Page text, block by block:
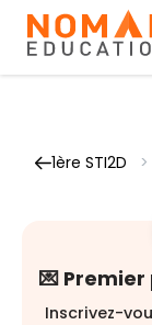
1ère STI2D >
💌
Inscrivez-